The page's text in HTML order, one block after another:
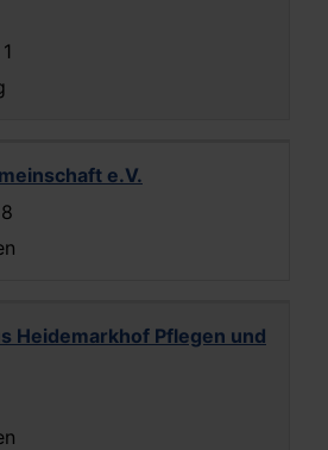
e.V.
Heidemarkhof Pflegen und